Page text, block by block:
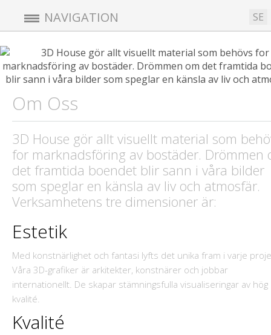
NAVIGATION SE
Om Oss
3D House gör allt visuellt material som
for marknadsföring av bostäder. Drömmen
det framtida boendet blir sann i våra bilder
som speglar en känsla av liv och atmosfär.
Verksamhetens tre dimensioner är:
Estetik
Med konstnärlighet och fantasi lyfts det unika fram i varje
Våra 3D-grafiker är arkitekter, konstnärer och jobbar
internationellt. De skapar stämningsfulla visualiseringar av hög
kvalité.
Kvalité